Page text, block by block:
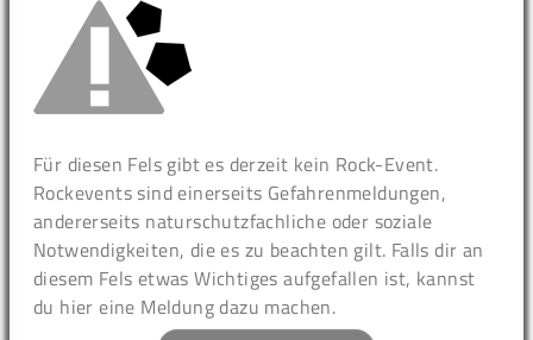
Für diesen Fels gibt es derzeit kein Rock-Event.
Rockevents sind einerseits Gefahrenmeldungen,
andererseits naturschutzfachliche oder soziale
Notwendigkeiten, die es zu beachten gilt. Falls dir an
diesem Fels etwas Wichtiges aufgefallen ist, kannst
du hier eine Meldung dazu machen.